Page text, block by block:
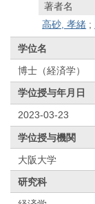
著者名
高砂, 孝緒 ;
学位名
博士（経済学）
学位授与年月日
2023-03-23
学位授与機関
大阪大学
研究科